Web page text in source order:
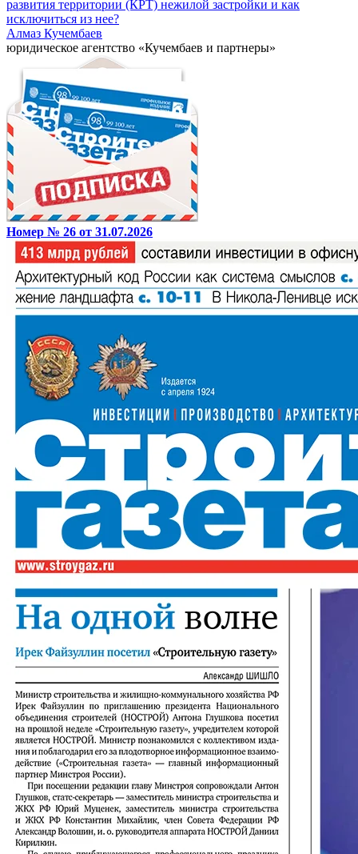
развития территории (КРТ) нежилой застройки и как
исключиться из нее?
Алмаз Кучембаев
юридическое агентство «Кучембаев и партнеры»
Номер № 26 от 31.07.2026